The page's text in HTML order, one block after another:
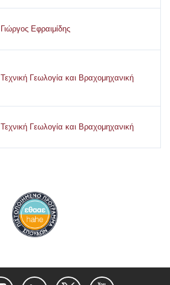
Γιώργος Εφραιμίδης
Τεχνική Γεωλογία και Βραχομηχανική
Τεχνική Γεωλογία και Βραχομηχανική